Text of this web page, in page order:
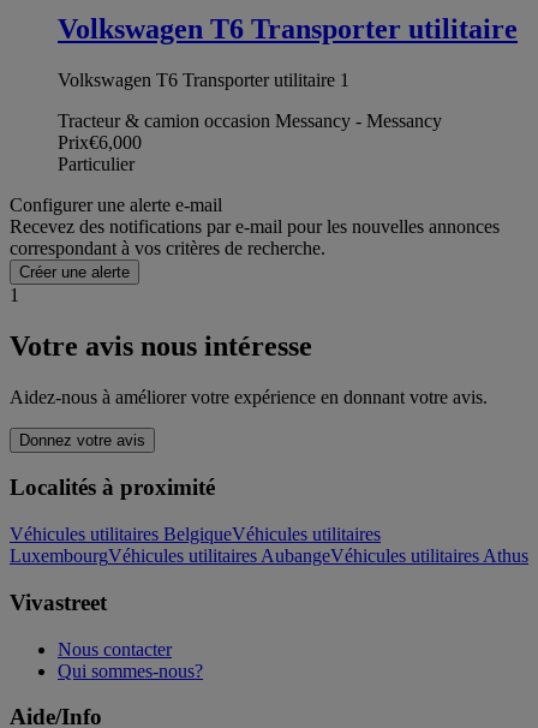
Volkswagen T6 Transporter utilitaire
Volkswagen T6 Transporter utilitaire 1
Tracteur & camion occasion Messancy - Messancy
Prix€6,000
Particulier
Configurer une alerte e-mail
Recevez des notifications par e-mail pour les nouvelles annonces
correspondant à vos critères de recherche.
Créer une alerte
1
Votre avis nous intéresse
Aidez-nous à améliorer votre expérience en donnant votre avis.
Donnez votre avis
Localités à proximité
Véhicules utilitaires BelgiqueVéhicules utilitaires
LuxembourgVéhicules utilitaires AubangeVéhicules utilitaires Athus
Vivastreet
Nous contacter
Qui sommes-nous?
Aide/Info